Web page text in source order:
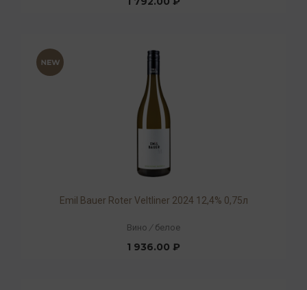
Emil Bauer Roter Veltliner 2024 12,4% 0,75л
Вино / белое
1 936.00 ₽